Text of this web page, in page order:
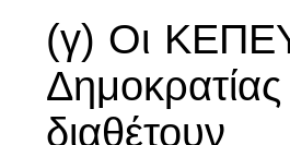
(γ) Οι ΚΕΠΕΥ